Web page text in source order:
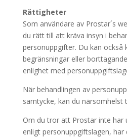
Rättigheter
Som användare av Prostar´s
du rätt till att kräva insyn i
personuppgifter. Du kan också
begränsningar eller
enlighet med
När behandlingen av
samtycke, kan du närsomhelst
Om du tror att Prostar inte har
enligt personuppgiftslagen,